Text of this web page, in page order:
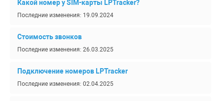
Какой номер у SIM-карты LPTracker?
Последние изменения: 19.09.2024
Стоимость звонков
Последние изменения: 26.03.2025
Подключение номеров LPTracker
Последние изменения: 02.04.2025